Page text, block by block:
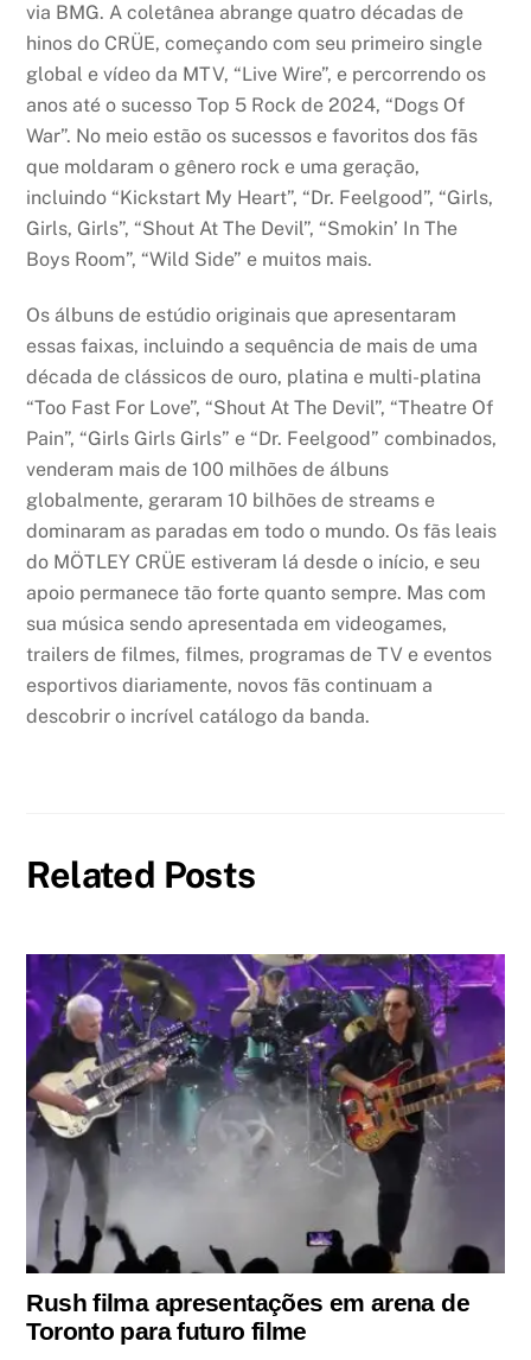
via BMG. A coletânea abrange quatro décadas de
hinos do CRÜE, começando com seu primeiro single
global e vídeo da MTV, “Live Wire”, e percorrendo os
anos até o sucesso Top 5 Rock de 2024, “Dogs Of
War”. No meio estão os sucessos e favoritos dos fãs
que moldaram o gênero rock e uma geração,
incluindo “Kickstart My Heart”, “Dr. Feelgood”, “Girls,
Girls, Girls”, “Shout At The Devil”, “Smokin’ In The
Boys Room”, “Wild Side” e muitos mais.
Os álbuns de estúdio originais que apresentaram
essas faixas, incluindo a sequência de mais de uma
década de clássicos de ouro, platina e multi-platina
“Too Fast For Love”, “Shout At The Devil”, “Theatre Of
Pain”, “Girls Girls Girls” e “Dr. Feelgood” combinados,
venderam mais de 100 milhões de álbuns
globalmente, geraram 10 bilhões de streams e
dominaram as paradas em todo o mundo. Os fãs leais
do MÖTLEY CRÜE estiveram lá desde o início, e seu
apoio permanece tão forte quanto sempre. Mas com
sua música sendo apresentada em videogames,
trailers de filmes, filmes, programas de TV e eventos
esportivos diariamente, novos fãs continuam a
descobrir o incrível catálogo da banda.
Related Posts
Rush filma apresentações em arena de
Toronto para futuro filme